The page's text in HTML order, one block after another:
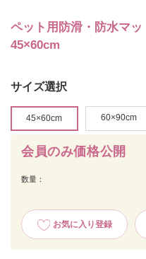
ペット用防滑・防水マ
45×60cm
会員のみ価格公開
数量：
お気に入り登録
サイズ選択
45×60cm 60×90cm